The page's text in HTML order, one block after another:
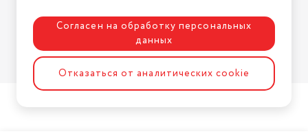
Разработка сайтаASTDESIGN
Согласен на обработку персональных
данных
Отказаться от аналитических cookie